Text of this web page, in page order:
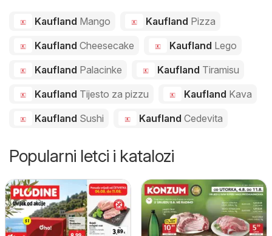
Kaufland Mango Kaufland Pizza
Kaufland Cheesecake Kaufland Lego
Kaufland Palacinke Kaufland Tiramisu
Kaufland Tijesto za pizzu Kaufland Kava
Kaufland Sushi Kaufland Cedevita
Popularni letci i katalozi